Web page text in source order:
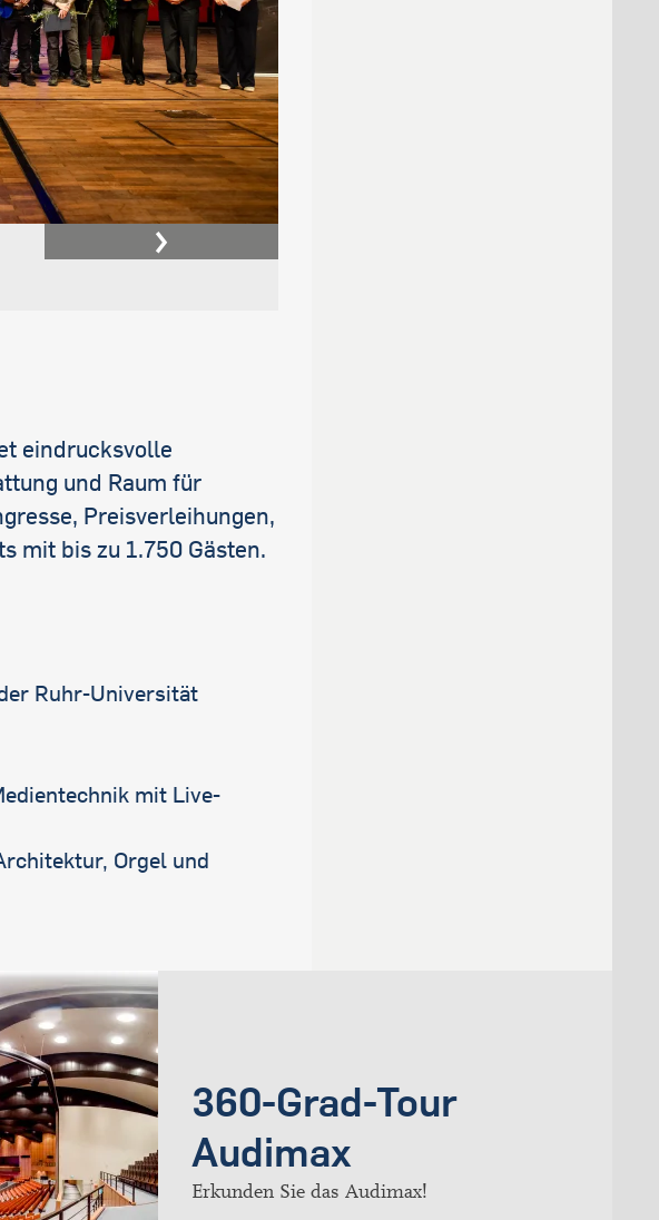
eindrucksvolle
und Raum für
Preisverleihungen,
mit bis zu 1.750 Gästen.
Ruhr-Universität
mit Live-
Orgel und
360-Grad-Tour
Audimax
Erkunden Sie das Audimax!